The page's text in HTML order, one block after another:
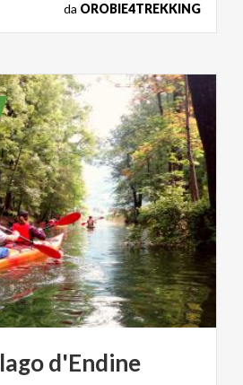
da OROBIE4TREKKING
lagod'Endine